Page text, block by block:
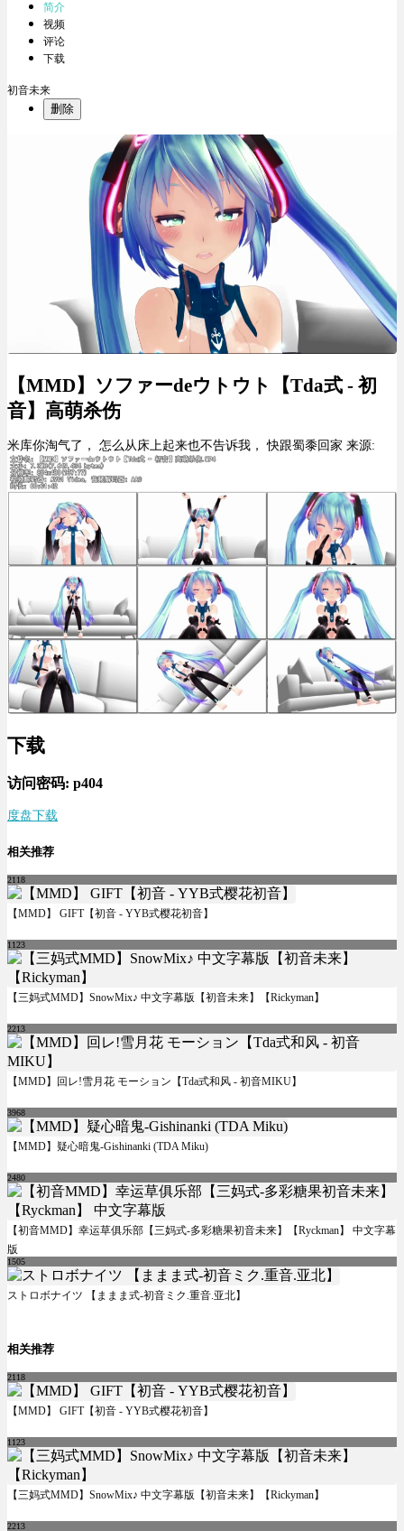
简介
视频
评论
下载
初音未来
删除
【MMD】ソファーdeウトウト【Tda式 - 初
音】高萌杀伤
米库你淘气了， 怎么从床上起来也不告诉我， 快跟蜀黍回家 来源:
下载
访问密码: p404
度盘下载
相关推荐
2118
【MMD】 GIFT【初音 - YYB式樱花初音】
1123
【三妈式MMD】SnowMix♪ 中文字幕版【初音未来】【Rickyman】
2213
【MMD】回レ!雪月花 モーション【Tda式和风 - 初音MIKU】
3968
【MMD】疑心暗鬼-Gishinanki (TDA Miku)
2480
【初音MMD】幸运草俱乐部【三妈式-多彩糖果初音未来】【Ryckman】 中文字幕
版
1505
ストロボナイツ 【ままま式-初音ミク.重音.亚北】
相关推荐
2118
【MMD】 GIFT【初音 - YYB式樱花初音】
1123
【三妈式MMD】SnowMix♪ 中文字幕版【初音未来】【Rickyman】
2213